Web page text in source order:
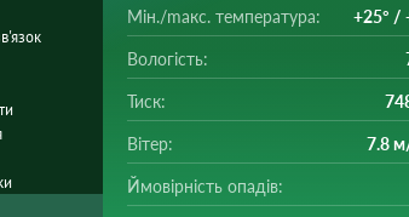
Мін./mакс. температура: +25° /
Вологість:
Тиск:
Вітер: 7.8
Ймовірність опадів: